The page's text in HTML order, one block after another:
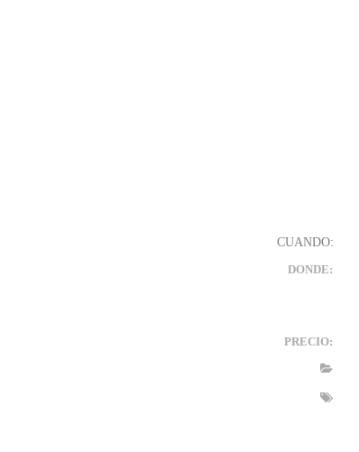
DONDE:
PRECIO: